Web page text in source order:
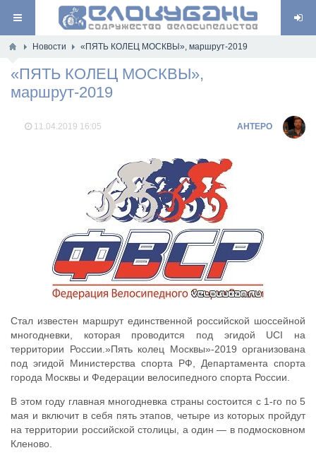
Новости «ПЯТЬ КОЛЕЦ МОСКВЫ», маршрут-2019
«ПЯТЬ КОЛЕЦ МОСКВЫ»,
маршрут-2019
11.04.2019 16:05 AHTEPO
Стал известен маршрут единственной российской шоссейной
многодневки, которая проводится под эгидой UCI на
территории России.»Пять колец Москвы»-2019 организована
под эгидой Министерства спорта РФ, Департамента спорта
города Москвы и Федерации велосипедного спорта России.
В этом году главная многодневка страны состоится с 1-го по 5
мая и включит в себя пять этапов, четыре из которых пройдут
на территории российской столицы, а один — в подмосковном
Кленово.